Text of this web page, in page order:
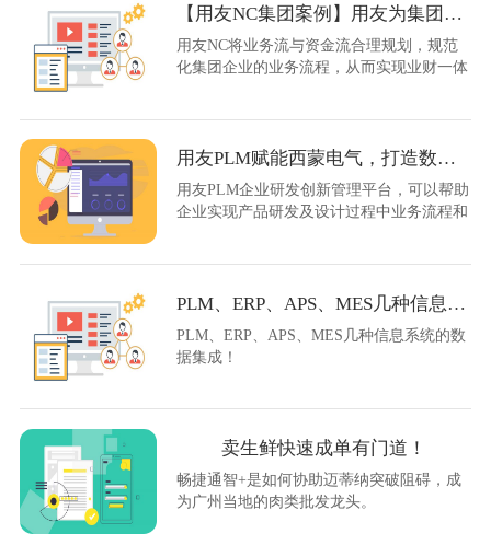
【用友NC集团案例】用友为集团企来披上数智化“雨衣”
用友NC将业务流与资金流合理规划，规范
化集团企业的业务流程，从而实现业财一体
用友PLM赋能西蒙电气，打造数智化研发管理模式
用友PLM企业研发创新管理平台，可以帮助
企业实现产品研发及设计过程中业务流程和
PLM、ERP、APS、MES几种信息系统的数据集成！
PLM、ERP、APS、MES几种信息系统的数
据集成！
卖生鲜快速成单有门道！
畅捷通智+是如何协助迈蒂纳突破阻碍，成
为广州当地的肉类批发龙头。